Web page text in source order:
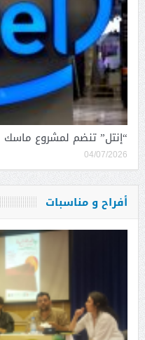
“إنتل” تنضم لمشروع ماسك
04/07/2026
أفراح و مناسبات